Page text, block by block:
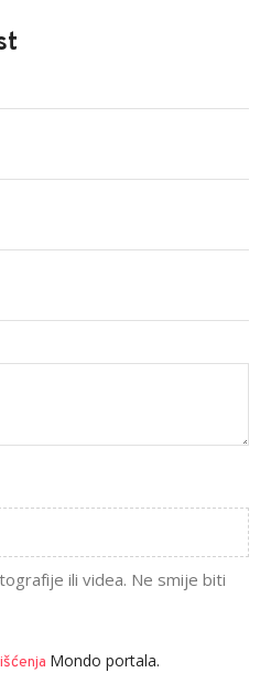
ili videa. Ne smije biti
Mondo portala.